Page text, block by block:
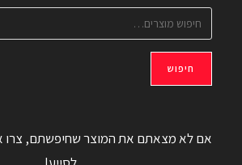
חיפוש
אם לא מצאתם את המוצר שחיפשתם, צרו